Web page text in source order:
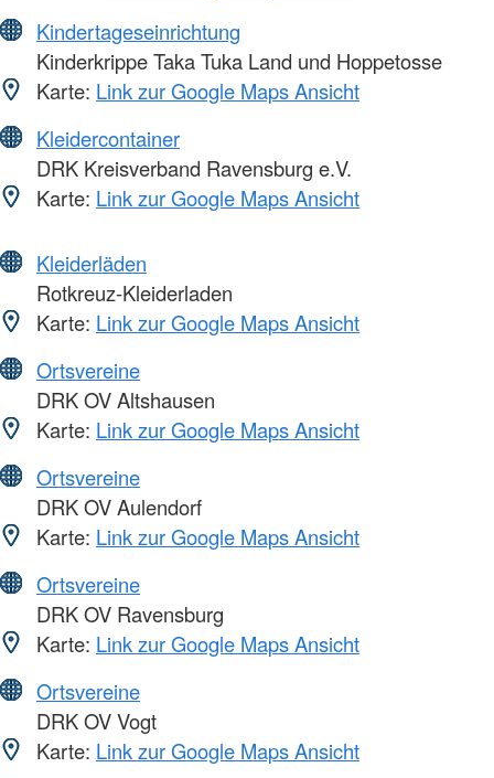
Kindertageseinrichtung
Kinderkrippe Taka Tuka Land und Hoppetosse
Karte: Link zur Google Maps Ansicht
Kleidercontainer
DRK Kreisverband Ravensburg e.V.
Karte: Link zur Google Maps Ansicht
Kleiderläden
Rotkreuz-Kleiderladen
Karte: Link zur Google Maps Ansicht
Ortsvereine
DRK OV Altshausen
Karte: Link zur Google Maps Ansicht
Ortsvereine
DRK OV Aulendorf
Karte: Link zur Google Maps Ansicht
Ortsvereine
DRK OV Ravensburg
Karte: Link zur Google Maps Ansicht
Ortsvereine
DRK OV Vogt
Karte: Link zur Google Maps Ansicht